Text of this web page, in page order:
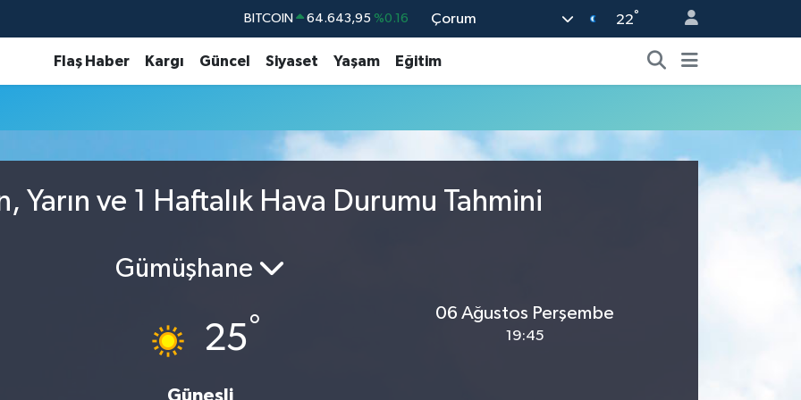
BITCOIN 64.643,95 %0.16
EURO 55,0250 %0.02
6513.94
Çorum 22°
Flaş Haber Kargı Güncel Siyaset Yaşam Eğitim
Yarın ve 1 Haftalık Hava Durumu Tahmini
Gümüşhane
25°
Güneşli
06 Ağustos Perşembe
19:45